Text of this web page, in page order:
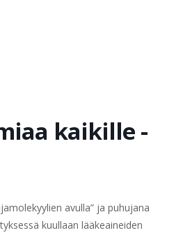
kaikille -
avulla” ja puhujana
kuullaan lääkeaineiden